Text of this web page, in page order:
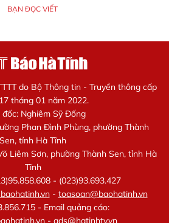
BẠN ĐỌC VIẾT
do Bộ Thông tin - Truyền thông cấp
tháng 01 năm 2022.
đốc: Nghiêm Sỹ Đống
Phan Đình Phùng, phường Thành
Sen, tỉnh Hà Tĩnh
Liêm Sơn, phường Thành Sen, tỉnh Hà
Tĩnh
- (023)93.693.427
- toasoan@baohatinh.vn
- Email quảng cáo:
- ads@hatinhtv.vn